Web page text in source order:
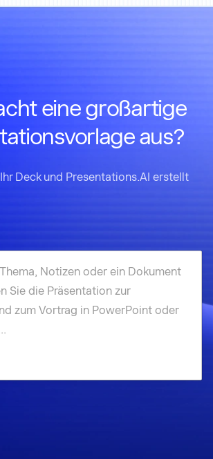
eine großartige
aus?
Deck und Presentations.AI erstellt